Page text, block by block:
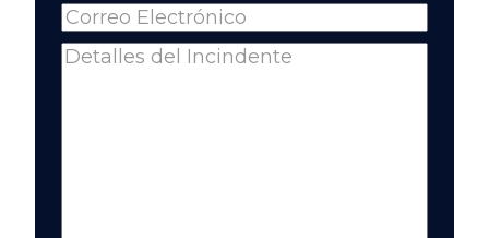
Email(Required)
Comments(Required)